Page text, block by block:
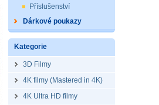
Příslušenství
Dárkové poukazy
Kategorie
3D Filmy
4K filmy (Mastered in 4K)
4K Ultra HD filmy